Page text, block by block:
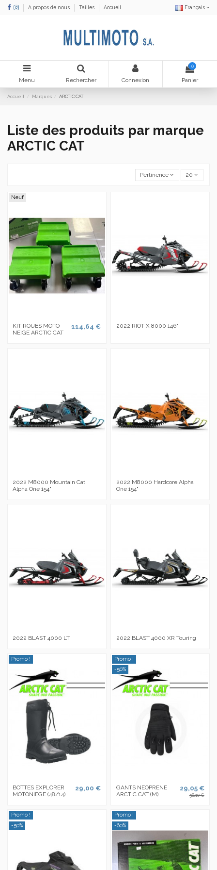
A propos de nous Tailles Accueil Français
Menu Rechercher Connexion
0
Panier
Accueil Marques ARCTIC CAT
Liste des produits par marque
ARCTIC CAT
Pertinence 20
Neuf
KIT ROUES MOTO
NEIGE ARCTIC CAT
114,64 € 2022 RIOT X 8000 146"
2022 M8000 Mountain Cat
Alpha One 154"
2022 M8000 Hardcore Alpha
One 154"
2022 BLAST 4000 LT 2022 BLAST 4000 XR Touring
Promo !
BOTTES EXPLORER
MOTONIEGE (48/14)
29,00 €
Promo !
-50%
GANTS NEOPRENE
ARCTIC CAT (M)
29,05 €
58,10 €
Promo !
-50%
Promo !
-60%